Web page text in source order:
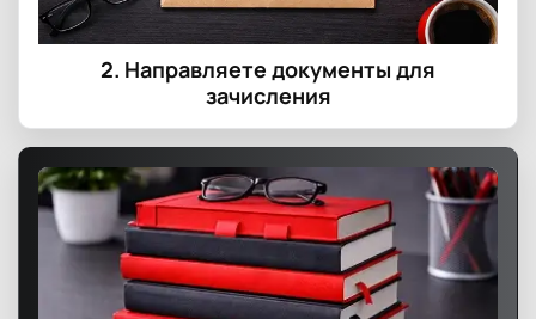
2. Направляете документы для
зачисления